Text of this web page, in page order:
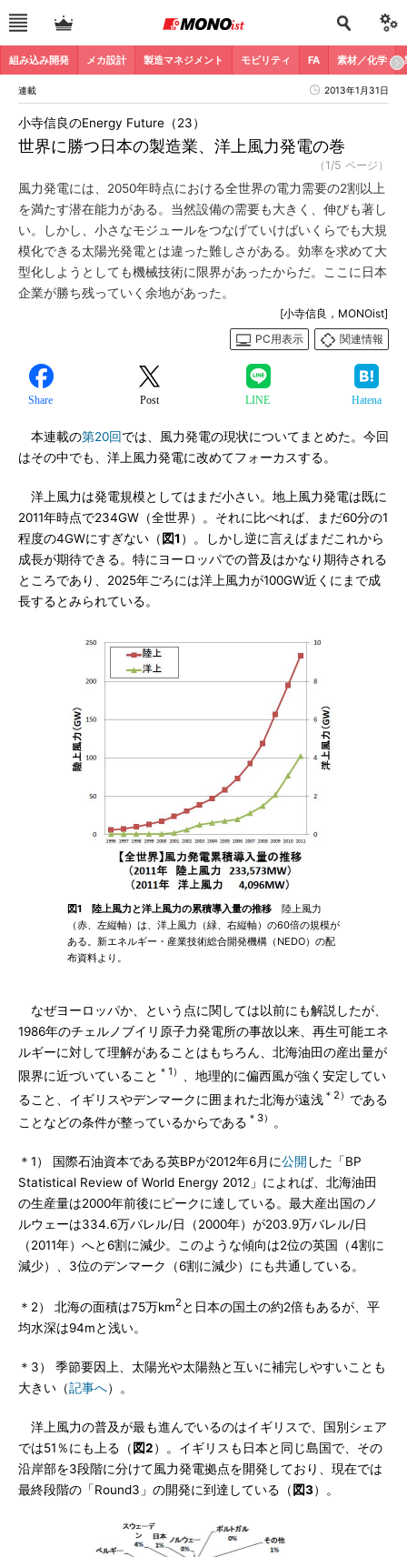
組み込み開発 メカ設計 製造マネジメント モビリティ FA 素材／化学
連載 2013年1月31日
世界に勝つ日本の製造業、洋上風力発電の巻
小寺信良のEnergy Future（23）
（1/5 ページ）
風力発電には、2050年時点における全世界の電力需要の2割以上
を満たす潜在能力がある。当然設備の需要も大きく、伸びも著し
い。しかし、小さなモジュールをつなげていけばいくらでも大規
模化できる太陽光発電とは違った難しさがある。効率を求めて大
型化しようとしても機械技術に限界があったからだ。ここに日本
企業が勝ち残っていく余地があった。
[小寺信良，MONOist]
PC用表示
関連情報
Share Post LINE Hatena
本連載の第20回では、風力発電の現状についてまとめた。今回
はその中でも、洋上風力発電に改めてフォーカスする。
洋上風力は発電規模としてはまだ小さい。地上風力発電は既に
2011年時点で234GW（全世界）。それに比べれば、まだ60分の1
程度の4GWにすぎない（ 図1 ）。しかし逆に言えばまだこれから
成長が期待できる。特にヨーロッパでの普及はかなり期待される
ところであり、2025年ごろには洋上風力が100GW近くにまで成
長するとみられている。
図1 陸上風力と洋上風力の累積導入量の推移 陸上風力
（赤、左縦軸）は、洋上風力（緑、右縦軸）の60倍の規模が
ある。新エネルギー・産業技術総合開発機構（NEDO）の配
布資料より。
なぜヨーロッパか、という点に関しては以前にも解説したが、
1986年のチェルノブイリ原子力発電所の事故以来、再生可能エネ
ルギーに対して理解があることはもちろん、北海油田の産出量が
限界に近づいていること ＊1）
、地理的に偏西風が強く安定してい
ること、イギリスやデンマークに囲まれた北海が遠浅 ＊2） である
ことなどの条件が整っているからである ＊3） 。
＊1） 国際石油資本である英BPが2012年6月に公開 した「BP
Statistical Review of World Energy 2012」によれば、北海油田
の生産量は2000年前後にピークに達している。最大産出国のノ
ルウェーは334.6万バレル/日（2000年）が203.9万バレル/日
（2011年）へと6割に減少。このような傾向は2位の英国（4割に
減少）、3位のデンマーク（6割に減少）にも共通している。
＊2） 北海の面積は75万km2 と日本の国土の約2倍もあるが、平
均水深は94mと浅い。
＊3） 季節要因上、太陽光や太陽熱と互いに補完しやすいことも
大きい（記事へ）。
洋上風力の普及が最も進んでいるのはイギリスで、国別シェア
では51％にも上る（ 図2）。イギリスも日本と同じ島国で、その
沿岸部を3段階に分けて風力発電拠点を開発しており、現在では
最終段階の「Round3」の開発に到達している（ 図3）。